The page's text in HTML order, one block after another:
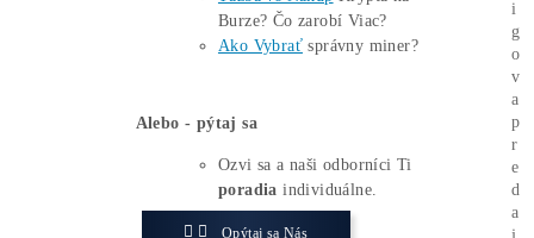
BTC, pričom AMC drží 1 950 BTC, fond
Bosera Hashkey 1 119 BTC a
Zaujíma ťa Ťažba Viac?